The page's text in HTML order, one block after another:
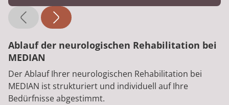
Ablauf der neurologischen Rehabilitation bei
MEDIAN
Der Ablauf Ihrer neurologischen Rehabilitation bei
MEDIAN ist strukturiert und individuell auf Ihre
Bedürfnisse abgestimmt.